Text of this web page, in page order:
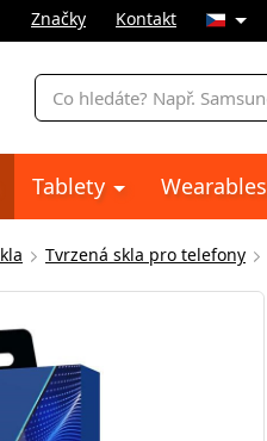
Značky Kontakt
Vyhledávání
Tablety Wearables
Tvrzená skla pro telefony